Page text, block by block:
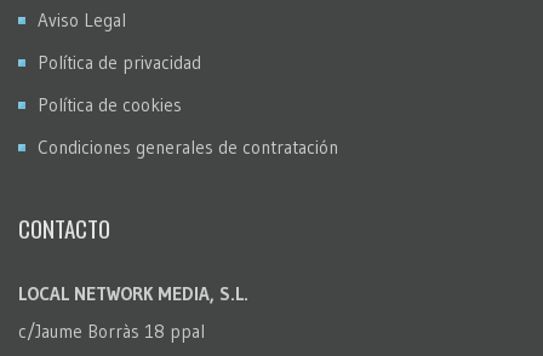
Aviso Legal
Política de privacidad
Política de cookies
Condiciones generales de contratación
CONTACTO
LOCAL NETWORK MEDIA, S.L.
c/Jaume Borràs 18 ppal